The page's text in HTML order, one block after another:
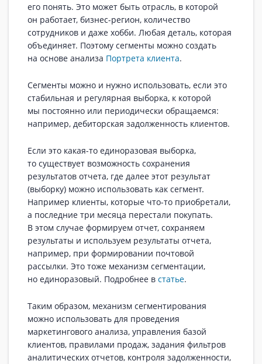
его понять. Это может быть отрасль, в которой
он работает, бизнес-регион, количество
сотрудников и даже хобби. Любая деталь, которая
объединяет. Поэтому сегменты можно создать
на основе анализа Портрета клиента.
Сегменты можно и нужно использовать, если это
стабильная и регулярная выборка, к которой
мы постоянно или периодически обращаемся:
например, дебиторская задолженность клиентов.
Если это какая-то единоразовая выборка,
то существует возможность сохранения
результатов отчета, где далее этот результат
(выборку) можно использовать как сегмент.
Например клиенты, которые что-то приобретали,
а последние три месяца перестали покупать.
В этом случае формируем отчет, сохраняем
результаты и используем результаты отчета,
например, при формировании почтовой
рассылки. Это тоже механизм сегментации,
но единоразовый. Подробнее в статье.
Таким образом, механизм сегментирования
можно использовать для проведения
маркетингового анализа, управления базой
клиентов, правилами продаж, задания фильтров
аналитических отчетов, контроля задолженности,